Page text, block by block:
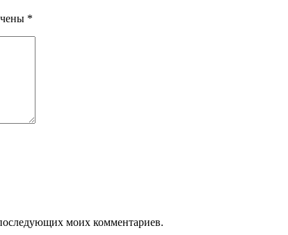
*
моих комментариев.